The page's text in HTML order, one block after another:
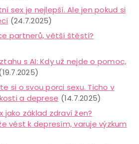
sex je nejlepší. Ale jen pokud si
(24.7.2025)
partnerů, větší štěstí?
s AI: Kdy už nejde o pomoc,
si o svou porci sexu. Ticho v
a deprese (14.7.2025)
jako základ zdraví žen?
vést k depresím, varuje výzkum